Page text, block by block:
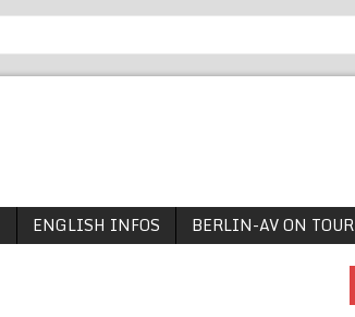
ENGLISH INFOS BERLIN-AV ON TOUR